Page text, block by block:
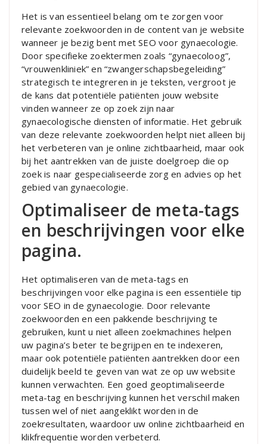
Het is van essentieel belang om te zorgen voor
relevante zoekwoorden in de content van je website
wanneer je bezig bent met SEO voor gynaecologie.
Door specifieke zoektermen zoals “gynaecoloog”,
“vrouwenkliniek” en “zwangerschapsbegeleiding”
strategisch te integreren in je teksten, vergroot je
de kans dat potentiële patiënten jouw website
vinden wanneer ze op zoek zijn naar
gynaecologische diensten of informatie. Het gebruik
van deze relevante zoekwoorden helpt niet alleen bij
het verbeteren van je online zichtbaarheid, maar ook
bij het aantrekken van de juiste doelgroep die op
zoek is naar gespecialiseerde zorg en advies op het
gebied van gynaecologie.
Optimaliseer de meta-tags
en beschrijvingen voor elke
pagina.
Het optimaliseren van de meta-tags en
beschrijvingen voor elke pagina is een essentiële tip
voor SEO in de gynaecologie. Door relevante
zoekwoorden en een pakkende beschrijving te
gebruiken, kunt u niet alleen zoekmachines helpen
uw pagina’s beter te begrijpen en te indexeren,
maar ook potentiële patiënten aantrekken door een
duidelijk beeld te geven van wat ze op uw website
kunnen verwachten. Een goed geoptimaliseerde
meta-tag en beschrijving kunnen het verschil maken
tussen wel of niet aangeklikt worden in de
zoekresultaten, waardoor uw online zichtbaarheid en
klikfrequentie worden verbeterd.